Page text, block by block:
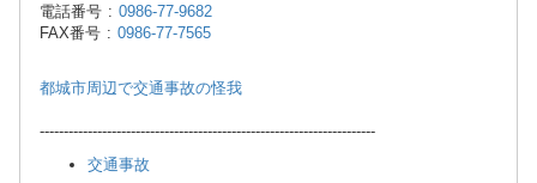
電話番号 : 0986-77-9682
FAX番号 : 0986-77-7565
都城市周辺で交通事故の怪我
----------------------------------------------------------------------
交通事故